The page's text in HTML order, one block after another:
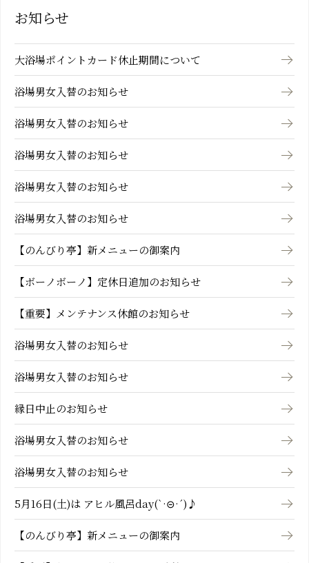
お知らせ
大浴場ポイントカード休止期間について
浴場男女入替のお知らせ
浴場男女入替のお知らせ
浴場男女入替のお知らせ
浴場男女入替のお知らせ
浴場男女入替のお知らせ
【のんびり亭】新メニューの御案内
【ボーノボーノ】定休日追加のお知らせ
【重要】メンテナンス休館のお知らせ
浴場男女入替のお知らせ
浴場男女入替のお知らせ
縁日中止のお知らせ
浴場男女入替のお知らせ
浴場男女入替のお知らせ
5月16日(土)は アヒル風呂day(`·⊝·´)♪
【のんびり亭】新メニューの御案内